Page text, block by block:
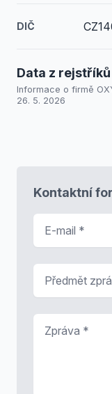
DIČ
Data z rejstříků
Informace o firmě
26. 5. 2026
Kontaktní